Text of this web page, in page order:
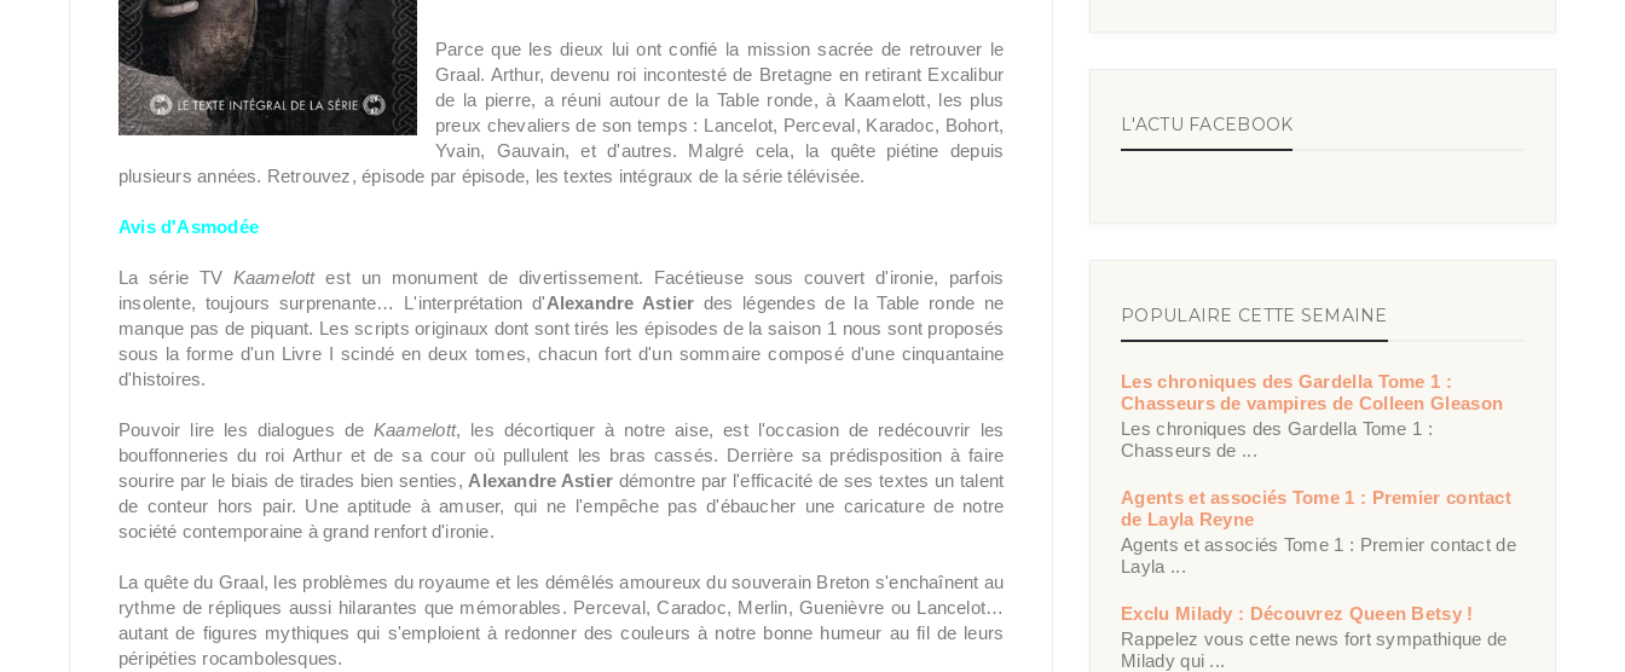
Parce que les dieux lui ont confié la mission sacrée de retrouver le
Graal. Arthur, devenu roi incontesté de Bretagne en retirant Excalibur
de la pierre, a réuni autour de la Table ronde, à Kaamelott, les plus
preux chevaliers de son temps : Lancelot, Perceval, Karadoc, Bohort,
Yvain, Gauvain, et d'autres. Malgré cela, la quête piétine depuis
plusieurs années. Retrouvez, épisode par épisode, les textes intégraux de la série télévisée.
Avis d'Asmodée
La série TV Kaamelottest un monument de divertissement. Facétieuse sous couvert d'ironie, parfois
insolente, toujours surprenante… L'interprétation d'Alexandre Astier des légendes de la Table ronde ne
manque pas de piquant. Les scripts originaux dont sont tirés les épisodes de la saison 1 nous sont proposés
sous la forme d'un Livre I scindé en deux tomes, chacun fort d'un sommaire composé d'une cinquantaine
d'histoires.
Pouvoir lire les dialogues deKaamelott, les décortiquer à notre aise, est l'occasion de redécouvrir les
bouffonneries du roi Arthur et de sa cour où pullulent les bras cassés. Derrière sa prédisposition à faire
sourire par le biais de tirades bien senties, Alexandre Astier démontre par l'efficacité de ses textes un talent
de conteur hors pair. Une aptitude à amuser, qui ne l'empêche pas d'ébaucher une caricature de notre
société contemporaine à grand renfort d'ironie.
La quête du Graal, les problèmes du royaume et les démêlés amoureux du souverain Breton s'enchaînent au
rythme de répliques aussi hilarantes que mémorables. Perceval, Caradoc, Merlin, Guenièvre ou Lancelot…
autant de figures mythiques qui s'emploient à redonner des couleurs à notre bonne humeur au fil de leurs
péripéties rocambolesques.
L'ACTU FACEBOOK
POPULAIRE CETTE SEMAINE
Les chroniques des Gardella Tome 1 :
Chasseurs de vampires de Colleen Gleason
Les chroniques des Gardella Tome 1 :
Chasseurs de ...
Agents et associés Tome 1 : Premier contact
de Layla Reyne
Agents et associés Tome 1 : Premier contact de
Layla ...
Exclu Milady : Découvrez Queen Betsy !
Rappelez vous cette news fort sympathique de
Milady qui ...